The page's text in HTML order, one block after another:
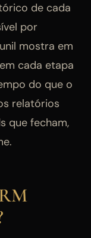
de cada
por
mostra em
cada etapa
do que o
relatórios
que fecham,